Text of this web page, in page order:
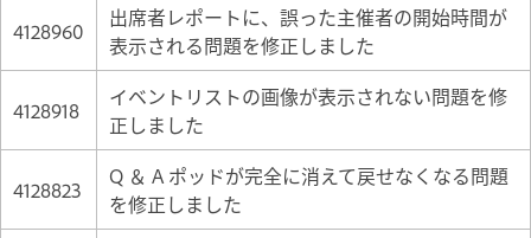
4128960
出席者レポートに、誤った主催者の開始時間が
表示される問題を修正しました
4128918
イベントリストの画像が表示されない問題を修
正しました
4128823
Q ＆ A ポッドが完全に消えて戻せなくなる問題
を修正しました